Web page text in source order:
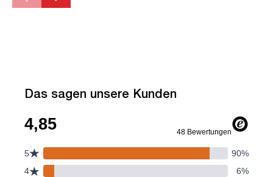
Das sagen unsere Kunden